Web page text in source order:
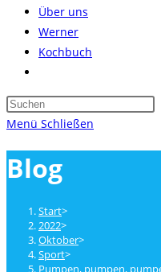
Über uns
Werner
Kochbuch
umschalten
Menü Schließen
Blog
Start>
2022>
Oktober>
Sport>
Pumpen, pumpen,